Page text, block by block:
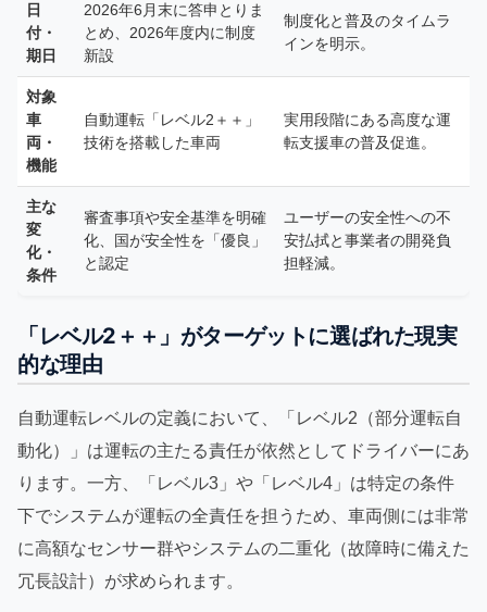
日
付・
期日
2026年6月末に答申とりま
とめ、2026年度内に制度
新設
制度化と普及のタイムラ
インを明示。
対象
車
両・
機能
自動運転「レベル2＋＋」
技術を搭載した車両
実用段階にある高度な運
転支援車の普及促進。
主な
変
化・
条件
審査事項や安全基準を明確
化、国が安全性を「優良」
と認定
ユーザーの安全性への不
安払拭と事業者の開発負
担軽減。
「レベル2＋＋」がターゲットに選ばれた現実
的な理由
自動運転レベルの定義において、「レベル2（部分運転自
動化）」は運転の主たる責任が依然としてドライバーにあ
ります。一方、「レベル3」や「レベル4」は特定の条件
下でシステムが運転の全責任を担うため、車両側には非常
に高額なセンサー群やシステムの二重化（故障時に備えた
冗長設計）が求められます。